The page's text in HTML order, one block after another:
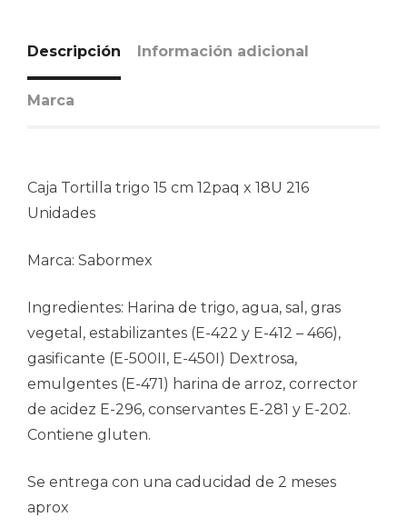
Descripción Información adicional
Marca
Caja Tortilla trigo 15 cm 12paq x 18U 216
Unidades
Marca: Sabormex
Ingredientes: Harina de trigo, agua, sal, gras
vegetal, estabilizantes (E-422 y E-412 – 466),
gasificante (E-500II, E-450I) Dextrosa,
emulgentes (E-471) harina de arroz, corrector
de acidez E-296, conservantes E-281 y E-202.
Contiene gluten.
Se entrega con una caducidad de 2 meses
aprox